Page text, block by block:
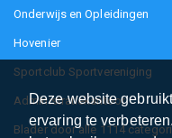
Deze website
ervaring te
Onderwijs en Opleidingen
Hovenier
Sportclub Sportvereniging
Administratiekantoor
Blader door alle 1114